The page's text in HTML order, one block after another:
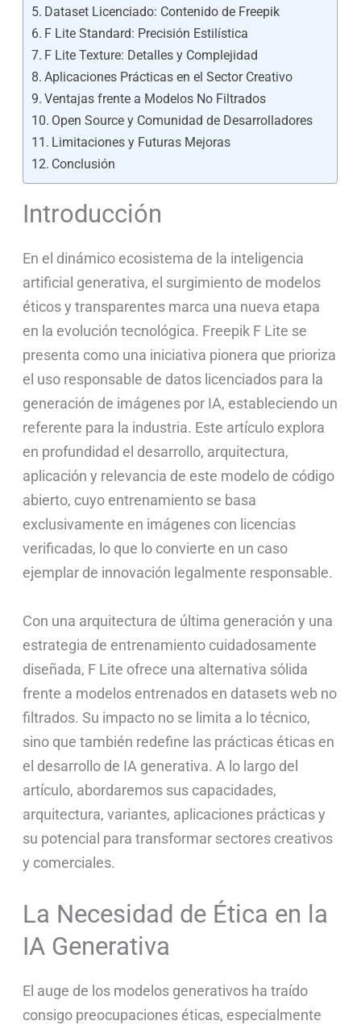
Dataset Licenciado: Contenido de Freepik
F Lite Standard: Precisión Estilística
F Lite Texture: Detalles y Complejidad
Aplicaciones Prácticas en el Sector Creativo
Ventajas frente a Modelos No Filtrados
Open Source y Comunidad de Desarrolladores
Limitaciones y Futuras Mejoras
Conclusión
Introducción
En el dinámico ecosistema de la inteligencia
artificial generativa, el surgimiento de modelos
éticos y transparentes marca una nueva etapa
en la evolución tecnológica. Freepik F Lite se
presenta como una iniciativa pionera que prioriza
el uso responsable de datos licenciados para la
generación de imágenes por IA, estableciendo un
referente para la industria. Este artículo explora
en profundidad el desarrollo, arquitectura,
aplicación y relevancia de este modelo de código
abierto, cuyo entrenamiento se basa
exclusivamente en imágenes con licencias
verificadas, lo que lo convierte en un caso
ejemplar de innovación legalmente responsable.
Con una arquitectura de última generación y una
estrategia de entrenamiento cuidadosamente
diseñada, F Lite ofrece una alternativa sólida
frente a modelos entrenados en datasets web no
filtrados. Su impacto no se limita a lo técnico,
sino que también redefine las prácticas éticas en
el desarrollo de IA generativa. A lo largo del
artículo, abordaremos sus capacidades,
arquitectura, variantes, aplicaciones prácticas y
su potencial para transformar sectores creativos
y comerciales.
La Necesidad de Ética en la
IA Generativa
El auge de los modelos generativos ha traído
consigo preocupaciones éticas, especialmente